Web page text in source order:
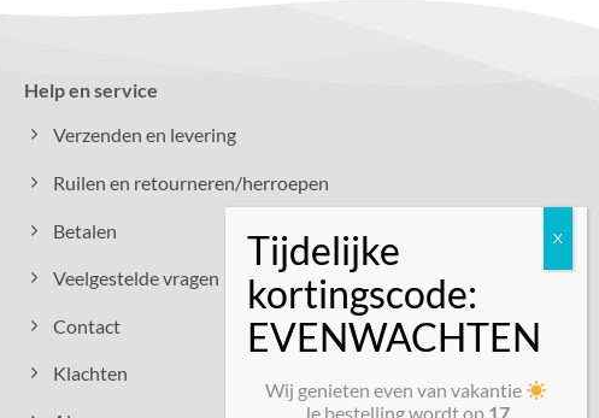
Help en service
Verzenden en levering
Ruilen en retourneren/herroepen
Betalen
Veelgestelde vragen
Contact
Klachten
Wij genieten even van vakantie
Je bestelling wordt op 17